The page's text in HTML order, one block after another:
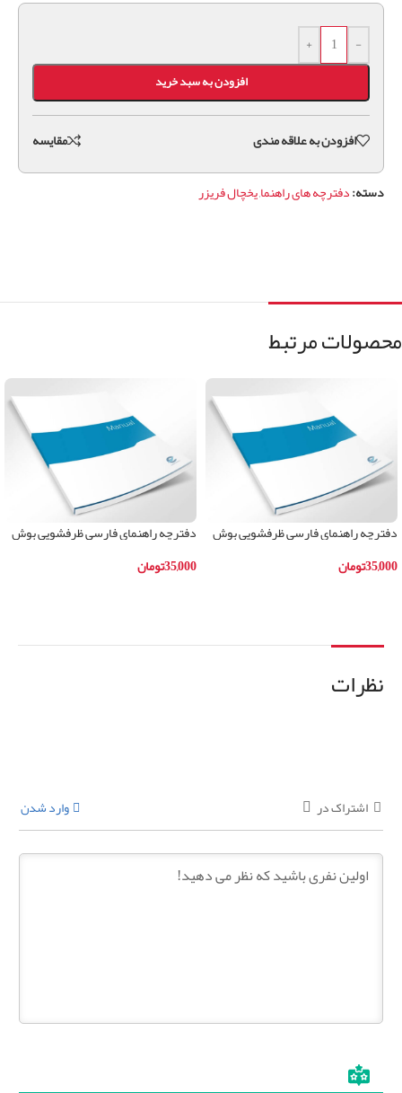
-
+
افزودن به سبد خرید
افزودن به علاقه مندی مقايسه
دسته:دفترچه های راهنما,یخچال فریزر
محصولات مرتبط
دفترچه راهنمای فارسی ظرفشویی بوش
35,000تومان
دفترچه راهنمای فارسی ظرفشویی بوش
35,000تومان
نظرات
اشتراک در وارد شدن